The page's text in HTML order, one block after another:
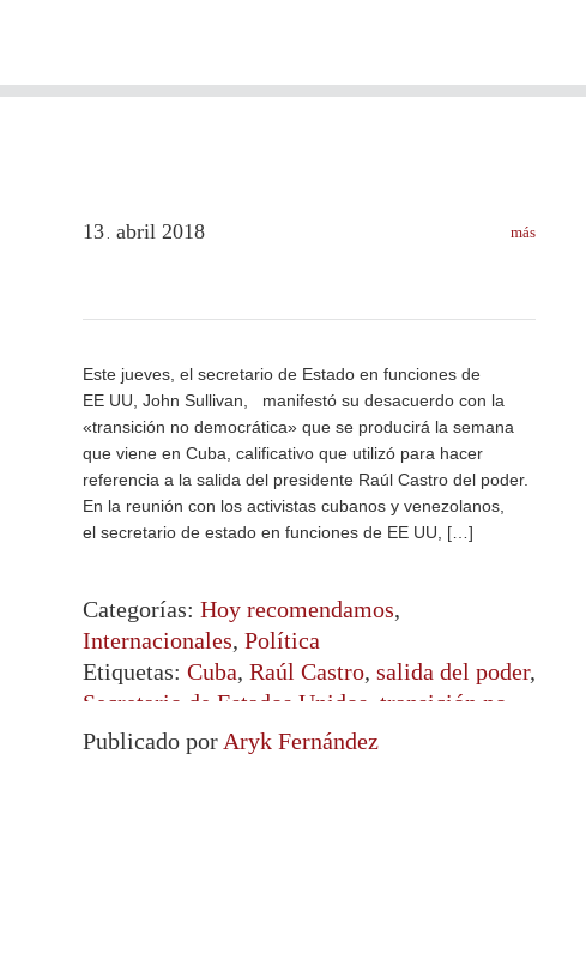
13 abril 2018
Este jueves, el secretario de Estado en funciones de
EE UU, John Sullivan, manifestó su desacuerdo con la
«transición no democrática» que se producirá la semana
que viene en Cuba, calificativo que utilizó para hacer
referencia a la salida del presidente Raúl Castro del poder.
En la reunión con los activistas cubanos y venezolanos,
el secretario de estado en funciones de EE UU, […]
más
Categorías: Hoy recomendamos,
Internacionales, Política
Etiquetas: Cuba, Raúl Castro, salida del poder,
Secretario de Estados Unidos transición no
democrática,Venezuela
Publicado por Aryk Fernández